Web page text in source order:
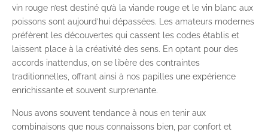
vin rouge n’est destiné qu’à la viande rouge et le vin blanc aux
poissons sont aujourd’hui dépassées. Les amateurs modernes
préfèrent les découvertes qui cassent les codes établis et
laissent place à la créativité des sens. En optant pour des
accords inattendus, on se libère des contraintes
traditionnelles, offrant ainsi à nos papilles une expérience
enrichissante et souvent surprenante.
Nous avons souvent tendance à nous en tenir aux
combinaisons que nous connaissons bien, par confort et